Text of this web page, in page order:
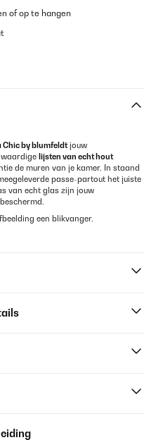
of op te hangen
Chic by blumfeldtjouw
lijsten van echt hout
de muren van je kamer. In staand
passe-partout het juiste
van echt glas zijn jouw
een blikvanger.